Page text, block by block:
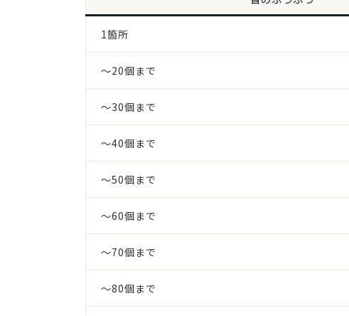
1箇所
～20個まで
～30個まで
～40個まで
～50個まで
～60個まで
～70個まで
～80個まで